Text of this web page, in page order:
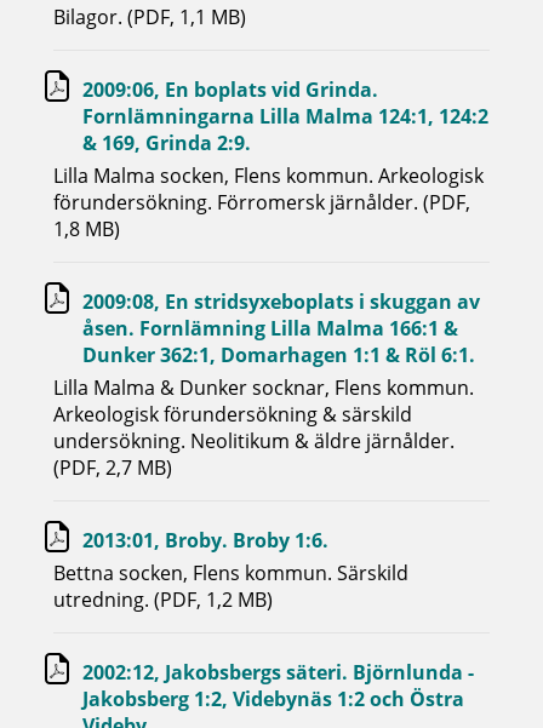
Bilagor. (PDF, 1,1 MB)
2009:06, En boplats vid Grinda.
Fornlämningarna Lilla Malma 124:1, 124:2
& 169, Grinda 2:9.
Lilla Malma socken, Flens kommun. Arkeologisk
förundersökning. Förromersk järnålder. (PDF,
1,8 MB)
2009:08, En stridsyxeboplats i skuggan av
åsen. Fornlämning Lilla Malma 166:1 &
Dunker 362:1, Domarhagen 1:1 & Röl 6:1.
Lilla Malma & Dunker socknar, Flens kommun.
Arkeologisk förundersökning & särskild
undersökning. Neolitikum & äldre järnålder.
(PDF, 2,7 MB)
2013:01, Broby. Broby 1:6.
Bettna socken, Flens kommun. Särskild
utredning. (PDF, 1,2 MB)
2002:12, Jakobsbergs säteri. Björnlunda -
Jakobsberg 1:2, Videbynäs 1:2 och Östra